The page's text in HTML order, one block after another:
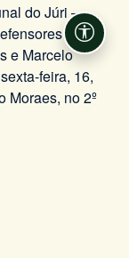
do Júri –
e Marcelo
feira, 16,
Moraes, no 2º